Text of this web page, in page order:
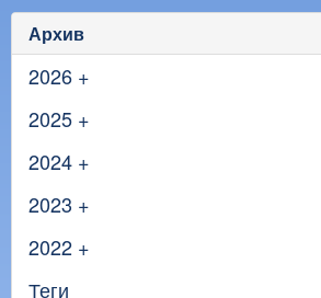
Архив
2026 +
2025 +
2024 +
2023 +
2022 +
Теги